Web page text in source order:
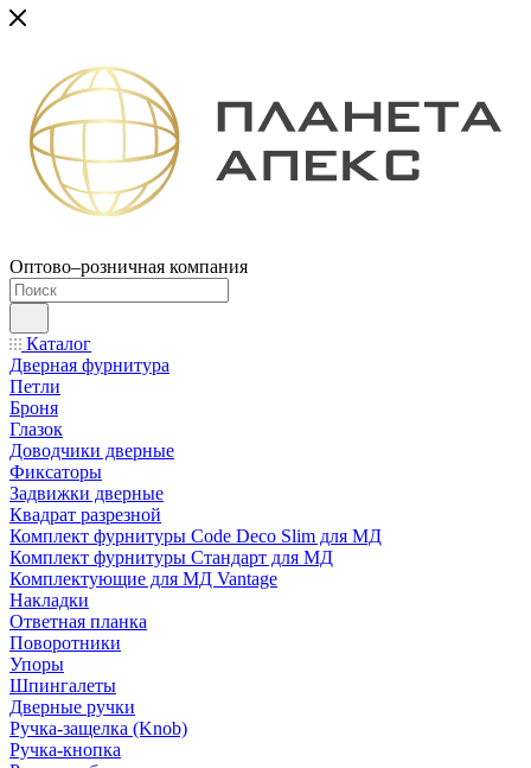
Оптово–розничная компания
Каталог
Дверная фурнитура
Петли
Броня
Глазок
Доводчики дверные
Фиксаторы
Задвижки дверные
Квадрат разрезной
Комплект фурнитуры Code Deco Slim для МД
Комплект фурнитуры Стандарт для МД
Комплектующие для МД Vantage
Накладки
Ответная планка
Поворотники
Упоры
Шпингалеты
Дверные ручки
Ручка-защелка (Knob)
Ручка-кнопка